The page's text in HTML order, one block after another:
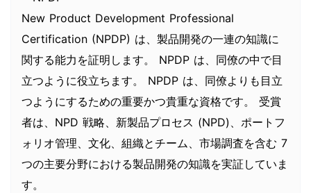
New Product Development Professional
Certification (NPDP) は、製品開発の一連の知識に
関する能力を証明します。 NPDP は、同僚の中で目
立つように役立ちます。 NPDP は、同僚よりも目立
つようにするための重要かつ貴重な資格です。 受賞
者は、NPD 戦略、新製品プロセス (NPD)、ポートフ
ォリオ管理、文化、組織とチーム、市場調査を含む 7
つの主要分野における製品開発の知識を実証していま
す。